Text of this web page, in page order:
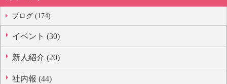
ブログ (174)
イベント (30)
新人紹介 (20)
社内報 (44)